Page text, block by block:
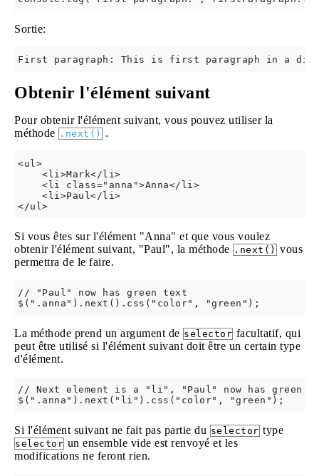
Sortie:
Obtenir l'élément suivant
Pour obtenir l'élément suivant, vous pouvez utiliser la
méthode .next() .
<ul>
    <li>Mark</li>
    <li class="anna">Anna</li>
    <li>Paul</li>
Si vous êtes sur l'élément "Anna" et que vous voulez
obtenir l'élément suivant, "Paul", la méthode .next() vous
permettra de le faire.
// "Paul" now has green text
La méthode prend un argument de selector facultatif, qui
peut être utilisé si l'élément suivant doit être un certain type
d'élément.
// Next element is a "li", "Paul" now has green
Si l'élément suivant ne fait pas partie du selector type
selector un ensemble vide est renvoyé et les
modifications ne feront rien.